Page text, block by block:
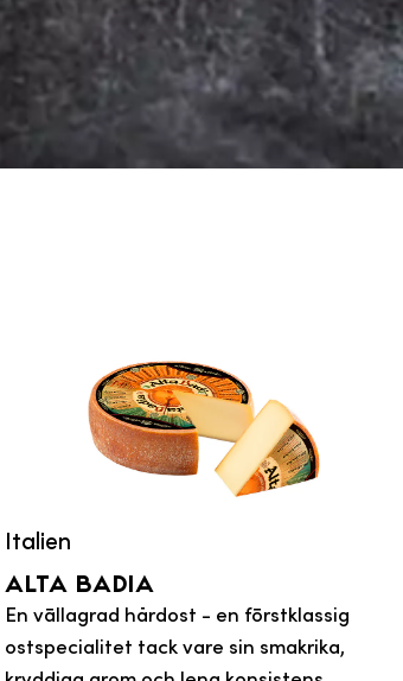
Italien
Alta badia
En vällagrad hårdost - en förstklassig
ostspecialitet tack vare sin smakrika,